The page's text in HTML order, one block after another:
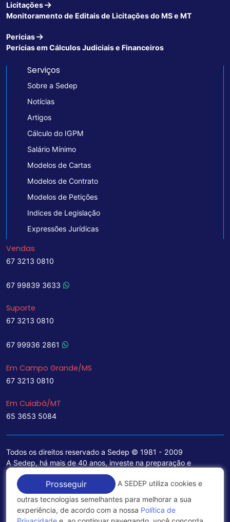
Licitações
Monitoramento de Editais de Licitações do MS e MT
Perícias
Perícias em Cálculos Judiciais e Financeiros
Serviços
Sobre a Sedep
Notícias
Artigos
Cálculo do IGPM
Salário Mínimo
Modelos de Cartas
Modelos de Contrato
Modelos de Petições
Indices de Legislação
Expressões Jurídicas
Vendas
67 3213 0810
67 99839 3633
Suporte
67 3213 0810
67 99936 2861
Em Campo Grande/MS
67 3213 0810
Em Cuiabá/MT
65 3653 5084
Todos os direitos reservado a Sedep © 1981 - 2009
A Sedep, há mais de 40 anos, investe na preparação e
treinamento de funcionários e na aquisição de tecnologia de
ponta para a ampliação de seu portfólio de serviços voltados
para a área jurídica, que contemplam informações seguras e
excelentes soluções empresariais.
Prosseguir
A SEDEP utiliza cookies e
outras tecnologias semelhantes para melhorar a sua
experiência, de acordo com a nossa Política de